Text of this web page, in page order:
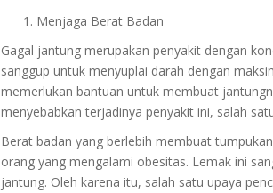
Menjaga Berat Badan
Gagal jantung merupakan penyakit dengan
sanggup untuk menyuplai darah dengan
memerlukan bantuan untuk membuat
menyebabkan terjadinya penyakit ini, salah
Berat badan yang berlebih membuat
orang yang mengalami obesitas. Lemak ini
jantung. Oleh karena itu, salah satu upaya